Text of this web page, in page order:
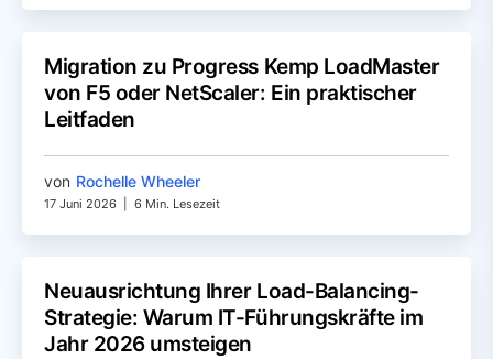
Migration zu Progress Kemp LoadMaster
von F5 oder NetScaler: Ein praktischer
Leitfaden
von Rochelle Wheeler
17 Juni 2026 6 Min. Lesezeit
Neuausrichtung Ihrer Load-Balancing-
Strategie: Warum IT-Führungskräfte im
Jahr 2026 umsteigen